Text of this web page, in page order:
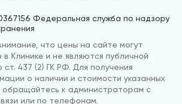
Федеральная служба по надзору
что цены на сайте могут
Клинике и не являются публичной
437 (2) ГК РФ. Для получения
о наличии и стоимости указанных
обращайтесь к администраторам с
или по телефонам.